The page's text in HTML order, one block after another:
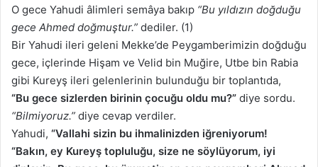
O gece Yahudi âlimleri semâya bakıp “Bu yıldızın doğduğu
gece Ahmed doğmuştur.” dediler. (1)
Bir Yahudi ileri geleni Mekke’de Peygamberimizin doğduğu
gece, içlerinde Hişam ve Velid bin Muğire, Utbe bin Rabia
gibi Kureyş ileri gelenlerinin bulunduğu bir toplantıda,
“Bu gece sizlerden birinin çocuğu oldu mu?” diye sordu.
“Bilmiyoruz.” diye cevap verdiler.
Yahudi, “Vallahi sizin bu ihmalinizden iğreniyorum!
“Bakın, ey Kureyş topluluğu, size ne söylüyorum, iyi